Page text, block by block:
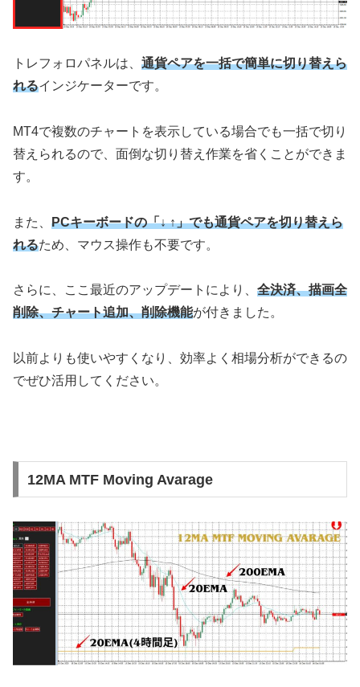
トレフォロパネルは、 通貨ペアを一括で簡単に切り替えら
れるインジケーターです。
MT4で複数のチャートを表示している場合でも一括で切り
替えられるので、面倒な切り替え作業を省くことができま
す。
また、 PCキーボードの「↓ ↑」でも通貨ペアを切り替えら
れるため、マウス操作も不要です。
さらに、ここ最近のアップデートにより、 全決済、描画全
削除、チャート追加、削除機能が付きました。
以前よりも使いやすくなり、効率よく相場分析ができるの
でぜひ活用してください。
12MA MTF Moving Avarage